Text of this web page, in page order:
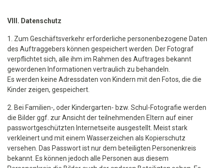
VIII. Datenschutz
1. Zum Geschäftsverkehr erforderliche personenbezogene Daten
des Auftraggebers können gespeichert werden. Der Fotograf
verpflichtet sich, alle ihm im Rahmen des Auftrages bekannt
gewordenen Informationen vertraulich zu behandeln.
Es werden keine Adressdaten von Kindern mit den Fotos, die die
Kinder zeigen, gespeichert.
2. Bei Familien-, oder Kindergarten- bzw. Schul-Fotografie werden
die Bilder ggf. zur Ansicht der teilnehmenden Eltern auf einer
passwortgeschützten Internetseite ausgestellt. Meist stark
verkleinert und mit einem Wasserzeichen als Kopierschutz
versehen. Das Passwort ist nur dem beteiligten Personenkreis
bekannt. Es können jedoch alle Personen aus diesem